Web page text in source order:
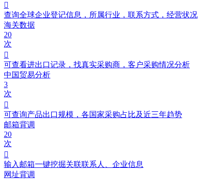

查询全球企业登记信息，所属行业，联系方式，经营状况
海关数据
20
次

可查看进出口记录，找真实采购商，客户采购情况分析
中国贸易分析
3
次

可查询产品出口规模，各国家采购占比及近三年趋势
邮箱背调
20
次

输入邮箱一键挖掘关联联系人、企业信息
网址背调